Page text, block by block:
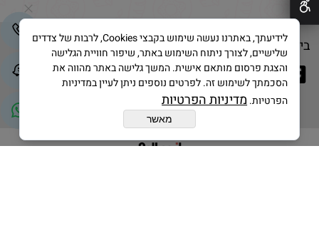
בייק אנד קייק © 2025 All Rights Reserved
לידיעתך, באתרנו נעשה שימוש בקבצי Cookies, לרבות של צדדים
שלישיים, לצורך ניתוח השימוש באתר, שיפור חוויית הגלישה
והצגת פרסום מותאם אישית. המשך גלישה באתר מהווה את
הסכמתך לשימוש זה. לפרטים נוספים ניתן לעיין במדיניות
הפרטיות.מדיניות הפרטיות
מאשר